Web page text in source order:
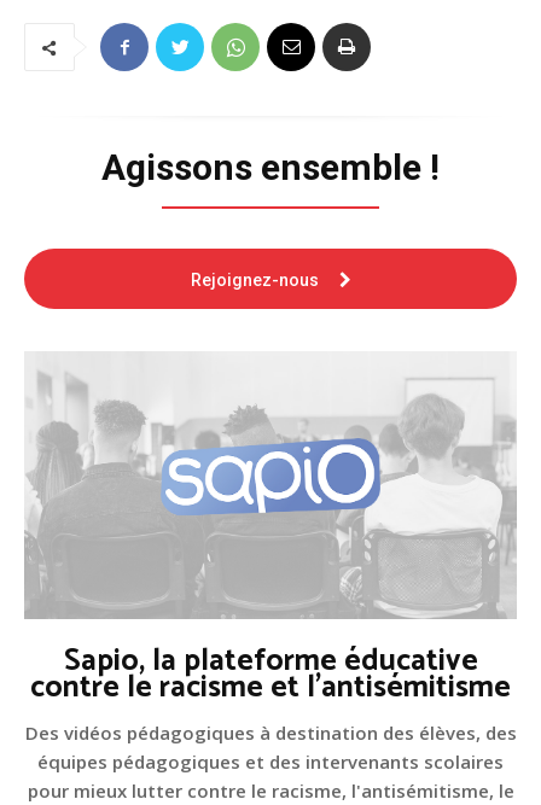
Agissons ensemble !
Rejoignez-nous
Sapio, la plateforme éducative
contre le racisme et l'antisémitisme
Des vidéos pédagogiques à destination des élèves, des
équipes pédagogiques et des intervenants scolaires
pour mieux lutter contre le racisme, l'antisémitisme, le